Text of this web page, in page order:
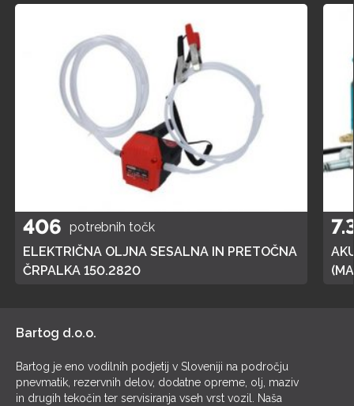
406 potrebnih točk
ELEKTRIČNA OLJNA SESALNA IN PRETOČNA
ČRPALKA 150.2820
Bartog d.o.o.
Bartog je eno vodilnih podjetij v Sloveniji na področju
pnevmatik, rezervnih delov, dodatne opreme, olj, maziv
in drugih tekočin ter servisiranja vseh vrst vozil. Naša